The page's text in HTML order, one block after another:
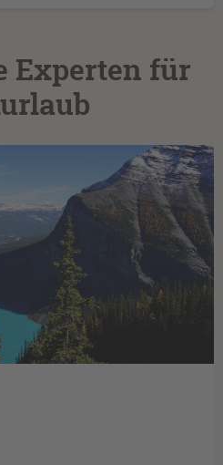
Experten für